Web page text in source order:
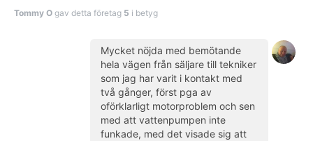
Tommy O gav detta företag 5 i betyg
Mycket nöjda med bemötande
hela vägen från säljare till tekniker
som jag har varit i kontakt med
två gånger, först pga av
oförklarligt motorproblem och sen
med att vattenpumpen inte
funkade, med det visade sig att